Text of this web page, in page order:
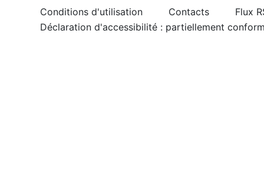
Conditions d'utilisation Contacts
Flux
Déclaration d'accessibilité : partiellement